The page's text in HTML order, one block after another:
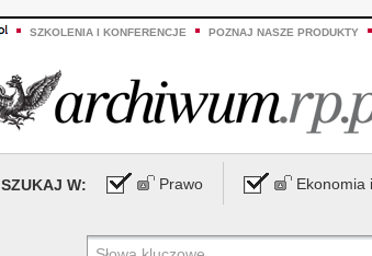
SZKOLENIA I KONFERENCJE POZNAJ NASZE PRODUKTY
SZUKAJ W: Prawo Ekonomia